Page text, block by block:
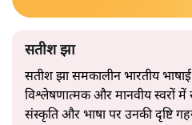
सतीश झा
सतीश झा समकालीन भारतीय
विश्लेषणात्मक और मानवीय स्वरों में
संस्कृति और भाषा पर उनकी दृष्टि